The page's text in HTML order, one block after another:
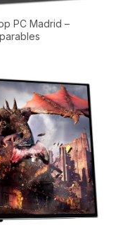
PC Madrid –